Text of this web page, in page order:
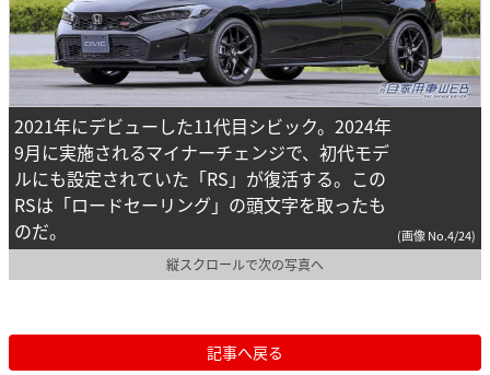
2021年にデビューした11代目シビック。2024年
9月に実施されるマイナーチェンジで、初代モデ
ルにも設定されていた「RS」が復活する。この
RSは「ロードセーリング」の頭文字を取ったも
のだ。
(画像 No.4/24)
縦スクロールで次の写真へ
記事へ戻る